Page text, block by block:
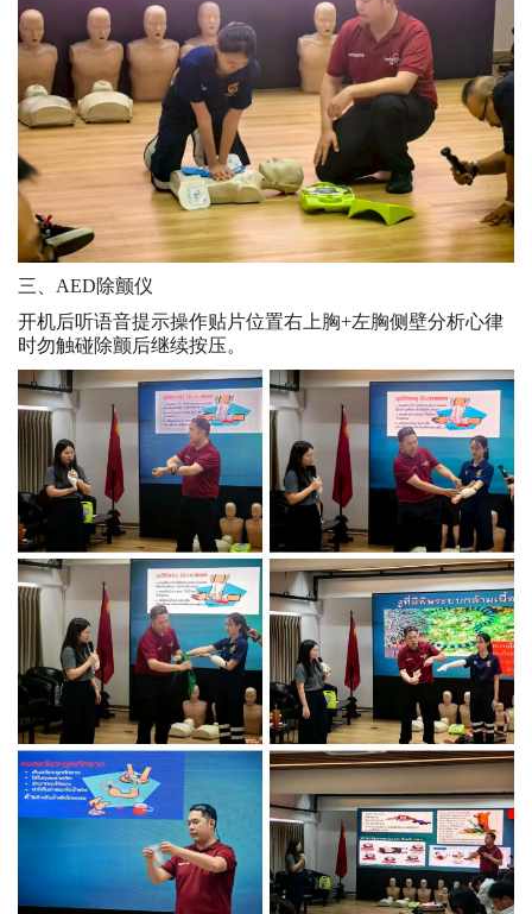
三、AED除颤仪
开机后听语音提示操作贴片位置右上胸+左胸侧壁分析心律
时勿触碰除颤后继续按压。